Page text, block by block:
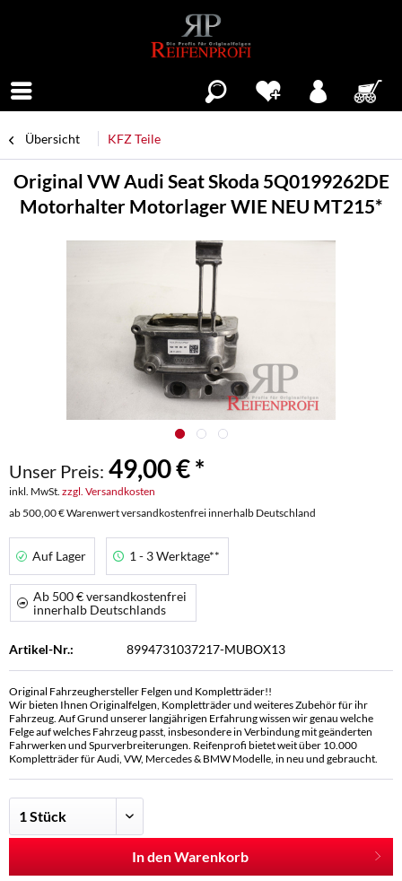
Übersicht KFZ Teile
Original VW Audi Seat Skoda 5Q0199262DE
Motorhalter Motorlager WIE NEU MT215*
Unser Preis: 49,00 € *
inkl. MwSt. zzgl. Versandkosten
ab 500,00 € Warenwert versandkostenfrei innerhalb Deutschland
Auf Lager 1 - 3 Werktage**
Ab 500 € versandkostenfrei
innerhalb Deutschlands
Artikel-Nr.: 8994731037217-MUBOX13
Original Fahrzeughersteller Felgen und Kompletträder!!
Wir bieten Ihnen Originalfelgen, Kompletträder und weiteres Zubehör für ihr
Fahrzeug. Auf Grund unserer langjährigen Erfahrung wissen wir genau welche
Felge auf welches Fahrzeug passt, insbesondere in Verbindung mit geänderten
Fahrwerken und Spurverbreiterungen. Reifenprofi bietet weit über 10.000
Kompletträder für Audi, VW, Mercedes & BMW Modelle, in neu und gebraucht.
In den Warenkorb